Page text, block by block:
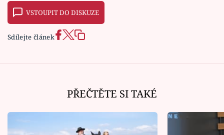
VSTOUPIT DO DISKUZE
Sdílejte článek
PŘEČTĚTE SI TAKÉ